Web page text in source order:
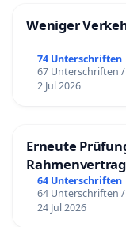
Weniger
74 Unterschriften
67 Unterschriften /
2 Jul 2026
Erneute
64 Unterschriften
64 Unterschriften /
24 Jul 2026